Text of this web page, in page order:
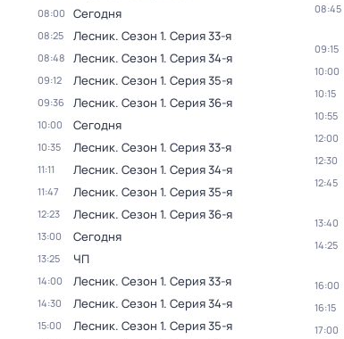
08:00 Сегодня
08:25 Лесник. Сезон 1. Серия 33-я
08:48 Лесник. Сезон 1. Серия 34-я
09:12 Лесник. Сезон 1. Серия 35-я
09:36 Лесник. Сезон 1. Серия 36-я
10:00 Сегодня
10:35 Лесник. Сезон 1. Серия 33-я
11:11 Лесник. Сезон 1. Серия 34-я
11:47 Лесник. Сезон 1. Серия 35-я
12:23 Лесник. Сезон 1. Серия 36-я
13:00 Сегодня
13:25 ЧП
14:00 Лесник. Сезон 1. Серия 33-я
14:30 Лесник. Сезон 1. Серия 34-я
15:00 Лесник. Сезон 1. Серия 35-я
08:45
09:15
10:00
10:15
10:55
12:00
12:30
12:45
13:40
14:25
16:00
16:15
17:00